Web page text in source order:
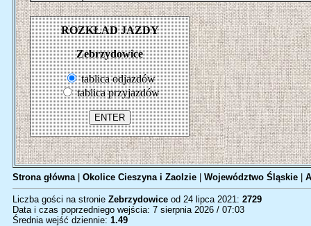
ROZKŁAD JAZDY
Zebrzydowice
tablica odjazdów
tablica przyjazdów
Strona główna| Okolice Cieszyna i Zaolzie Województwo Śląskie
Liczba gości na stronie Zebrzydowice od 24 lipca 2021: 2729
Data i czas poprzedniego wejścia: 7 sierpnia 2026 / 07:03
Średnia wejść dziennie: 1.49